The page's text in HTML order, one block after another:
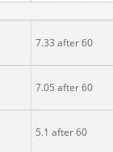
7.33 after 60
7.05 after 60
5.1 after 60